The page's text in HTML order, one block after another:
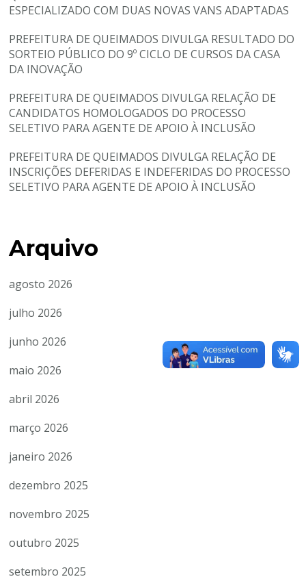
ESPECIALIZADO COM DUAS NOVAS VANS ADAPTADAS
PREFEITURA DE QUEIMADOS DIVULGA RESULTADO DO
SORTEIO PÚBLICO DO 9º CICLO DE CURSOS DA CASA
DA INOVAÇÃO
PREFEITURA DE QUEIMADOS DIVULGA RELAÇÃO DE
CANDIDATOS HOMOLOGADOS DO PROCESSO
SELETIVO PARA AGENTE DE APOIO À INCLUSÃO
PREFEITURA DE QUEIMADOS DIVULGA RELAÇÃO DE
INSCRIÇÕES DEFERIDAS E INDEFERIDAS DO PROCESSO
SELETIVO PARA AGENTE DE APOIO À INCLUSÃO
Arquivo
agosto 2026
julho 2026
junho 2026
maio 2026
abril 2026
março 2026
janeiro 2026
dezembro 2025
novembro 2025
outubro 2025
setembro 2025